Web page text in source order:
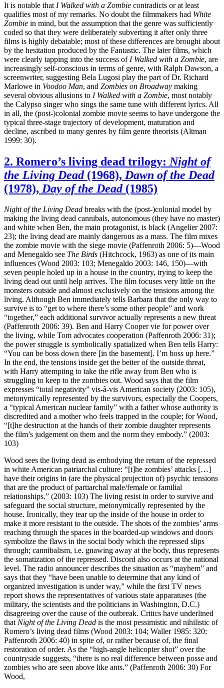
It is notable that I Walked with a Zombie contradicts or at least
qualifies most of my remarks. No doubt the filmmakers had White
Zombie in mind, but the assumption that the genre was sufficiently
coded so that they were deliberately subverting it after only three
films is highly debatable; most of these differences are brought about
by the hesitation produced by the Fantastic. The later films, which
were clearly tapping into the success of I Walked with a Zombie, are
increasingly self-conscious in terms of genre, with Ralph Dawson, a
screenwriter, suggesting Bela Lugosi play the part of Dr. Richard
Marlowe in Voodoo Man, and Zombies on Broadway making
several obvious allusions to I Walked with a Zombie, most notably
the Calypso singer who sings the same tune with different lyrics. All
in all, the (post-)colonial zombie movie seems to have undergone the
typical three-stage trajectory of development, maturation and
decline, ascribed to many genres by film genre theorists (Altman
1999: 30).
2. Romero’s living dead trilogy: Night of
the Living Dead(1968), Dawn of the Dead
(1978), Day of the Dead(1985)
Night of the Living Dead breaks with the (post-)colonial model by
making the living dead cannibals, autonomous (they have no master)
and white when Ben, the main protagonist, is black (Angelier 2007:
23); the living dead are mainly dangerous as a mass. The film mixes
the zombie movie with the siege movie (Paffenroth 2006: 5)—Wood
and Menegaldo see The Birds (Hitchcock, 1963) as one of its main
influences (Wood 2003: 103; Menegaldo 2003: 146, 150)—with
seven people holed up in a house in the country, trying to keep the
living dead out until help arrives. The film focuses very little on the
monsters outside and almost exclusively on the tensions among the
living. Although Ben immediately tells Barbara that the only way to
survive is to “get to where there’s some other people” and work
“together,” each additional survivor actually represents a new threat
(Paffenroth 2006: 39). Ben and Harry Cooper vie for power over
the living, while Tom advocates cooperation (Paffenroth 2006: 31);
the power struggle is symbolically spatialized when Ben tells Harry:
“You can be boss down there [in the basement]. I’m boss up here.”
In the end, the tensions inside get the better of the outside threat,
with Harry attempting to take the rifle away from Ben who is
struggling to keep to the zombies out. Wood says that the film
expresses “total negativity” vis-à-vis American society (2003: 105),
metonymically represented by the survivors, especially the Coopers,
a “typical American nuclear family” with a father whose authority is
discredited and a mother who feels trapped in the couple; for Wood,
“[t]he destruction at the hands of their zombie daughter represents
the film’s judgement on them and the norm they embody.” (2003:
103)
Wood sees the living dead as embodying the return of the repressed
in white American patriarchal culture: “[t]he zombies’ attacks […]
have their origins in (are the physical projection of) psychic tensions
that are the product of partiarchal male/female or familial
relationships.” (2003: 103) The living resist in order to survive and
safeguard the social structure, metonymically represented by the
house. Ironically, they tear up the inside of the house in order to
make it more resistant to the outside. The shots of the zombies’ arms
reaching through the spaces in the boarded-up windows and doors
symbolize the flaws in the social body which the repressed slips
through; cannibalism, i.e. gnawing away at the body, thus represents
the somatization of the repressed. Discord also occurs at the national
level. The radio announcer describes the situation as “mayhem” and
says that they “have been unable to determine that any kind of
organized investigation is under way,” while the first TV news
report shows the representatives of various state apparatuses (the
military, the scientists and the politicians in Washington, D.C.)
disagreeing over the cause of the outbreak. Critics have underlined
thatNight of the Living Dead is the most pessimistic and nihilistic of
Romero’s living dead films (Wood 2003: 104; Waller 1985: 320;
Paffenroth 2006: 40) in spite of, or rather because of, the final
restoration of order. As the “high-angle helicopter shot” over the
countryside suggests, “there is no real difference between posse and
zombies who are seen above like ants.” (Paffenroth 2006: 30) For
Wood,